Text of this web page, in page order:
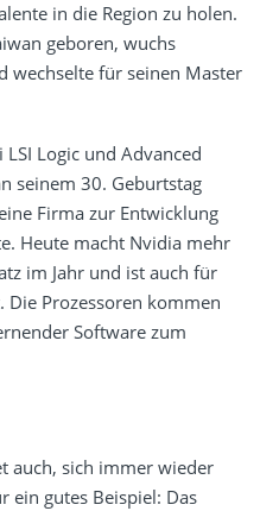
in die Region zu holen.
geboren, wuchs
wechselte für seinen Master
Logic und Advanced
seinem 30. Geburtstag
Firma zur Entwicklung
Heute macht Nvidia mehr
im Jahr und ist auch für
Prozessoren kommen
Software zum
auch, sich immer wieder
ein gutes Beispiel: Das